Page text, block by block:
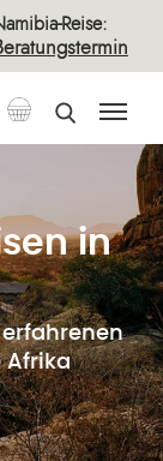
Reise:
in
Afrika